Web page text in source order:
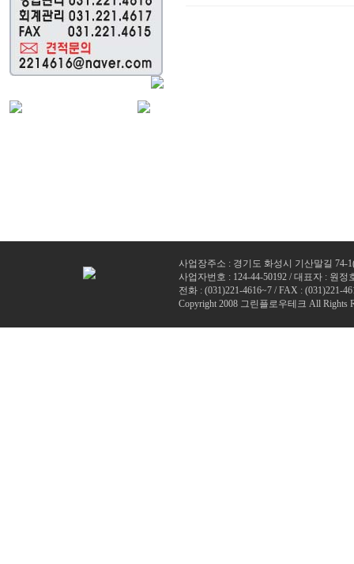
사업장주소 : 경기도 화성시 기산말길 74-
사업자번호 : 124-44-50192 / 대표자 : 원정
전화 : (031)221-4616~7 / FAX : (031)221-
Copyright 2008 그린플로우테크 All Rights